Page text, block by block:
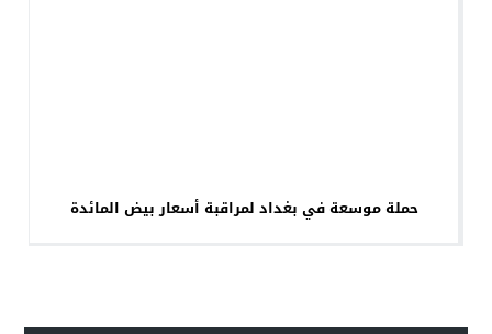
حملة موسعة في بغداد لمراقبة أسعار بيض المائدة